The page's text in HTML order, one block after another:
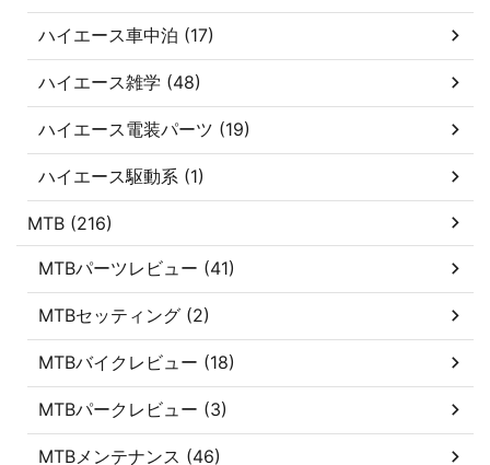
ハイエース車中泊 (17)
ハイエース雑学 (48)
ハイエース電装パーツ (19)
ハイエース駆動系 (1)
MTB (216)
MTBパーツレビュー (41)
MTBセッティング (2)
MTBバイクレビュー (18)
MTBパークレビュー (3)
MTBメンテナンス (46)